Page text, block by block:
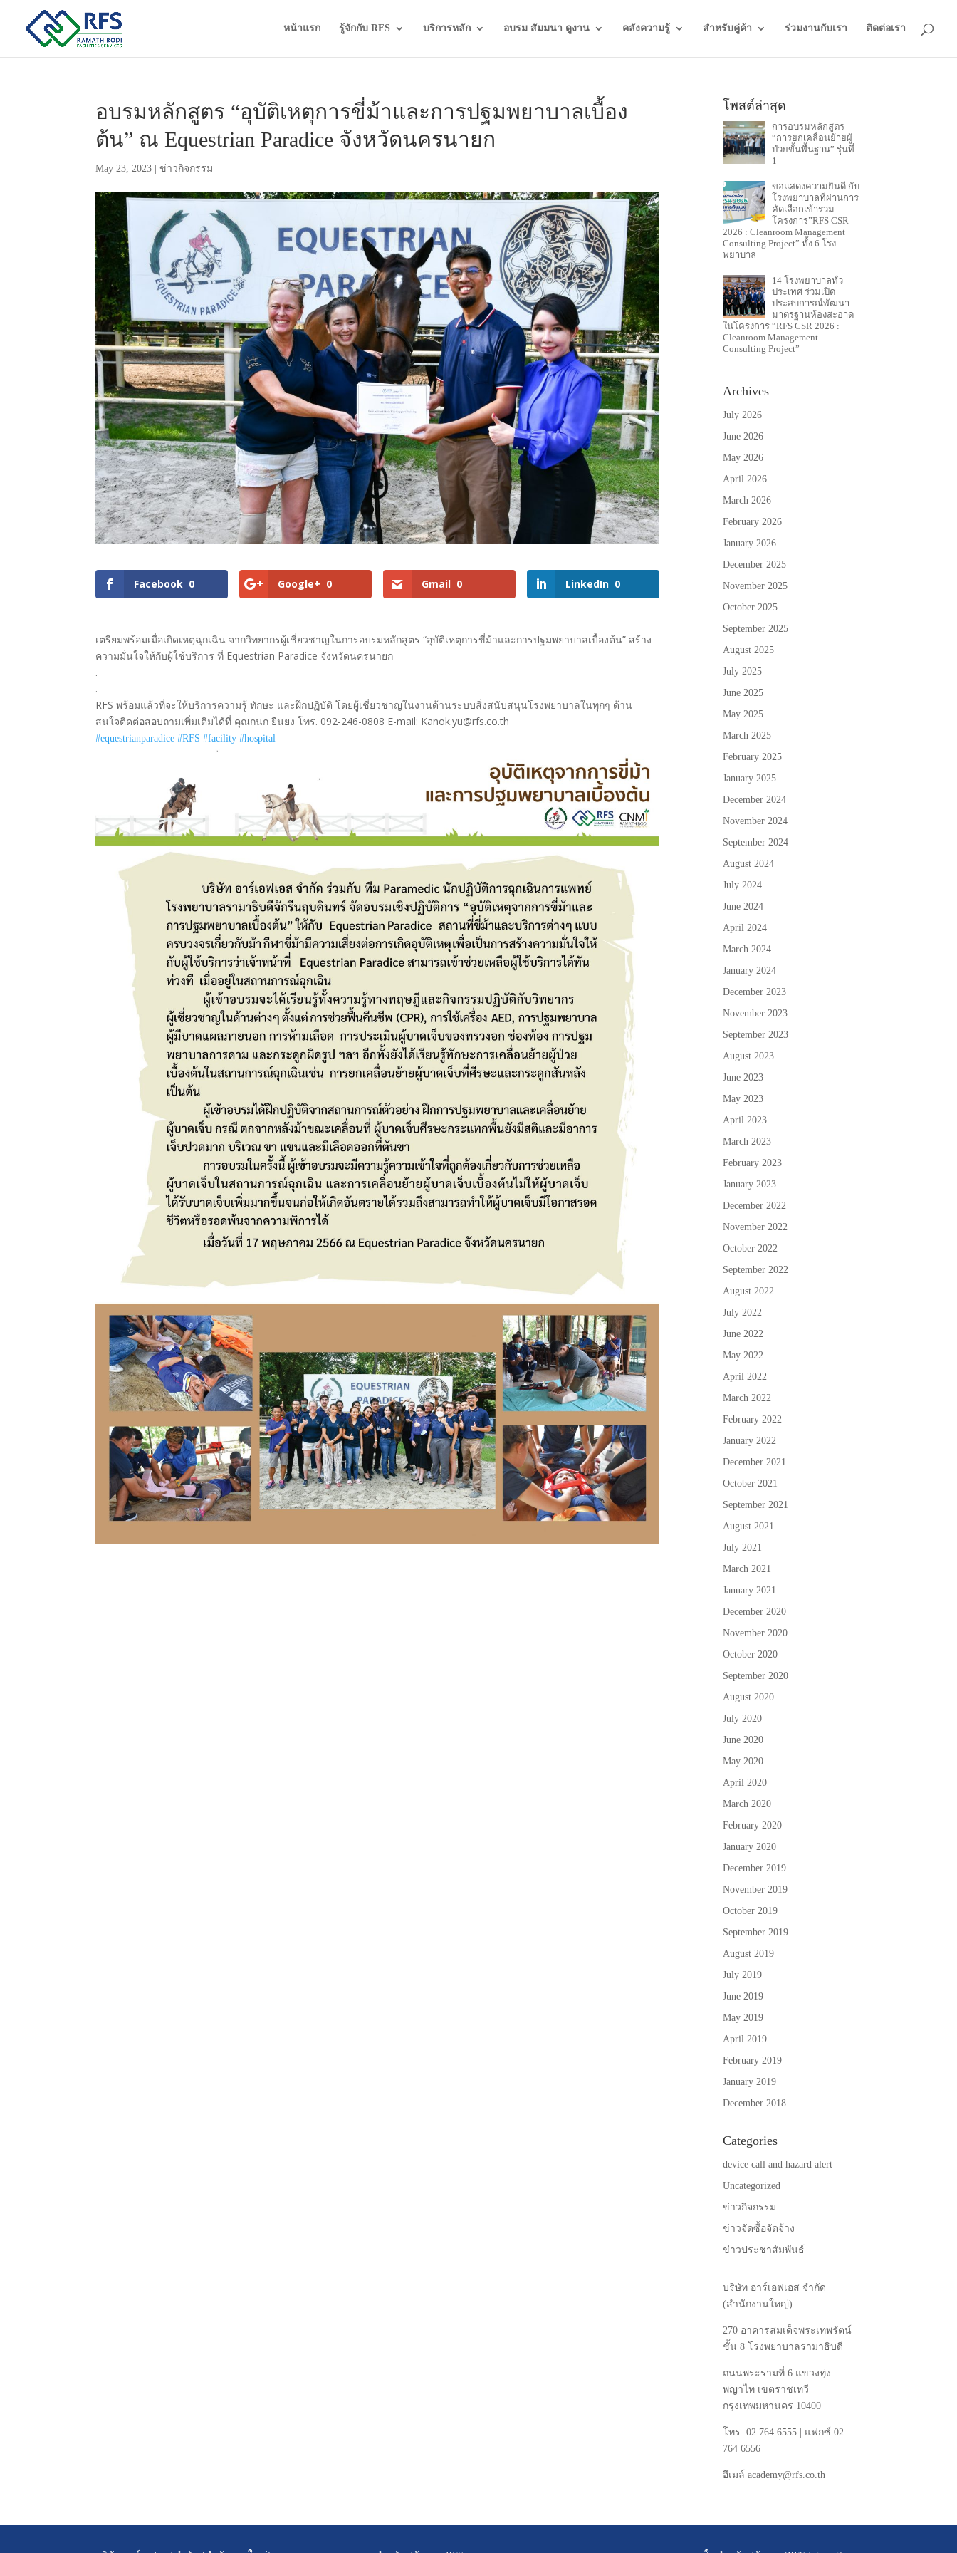
หน้าแรก รู้จักกับ RFS บริการหลัก อบรม สัมมนา ดูงาน คลังความรู้ สำหรับคู่ค้า ร่วมงานกับเรา ติดต่อเรา
อบรมหลักสูตร “อุบัติเหตุการขี่ม้าและการปฐมพยาบาลเบื้อง
ต้น” ณ Equestrian Paradice จังหวัดนครนายก
May 23, 2023 |ข่าวกิจกรรม
Facebook 0 Google+ 0 Gmail 0 LinkedIn 0
เตรียมพร้อมเมื่อเกิดเหตุฉุกเฉิน จากวิทยากรผู้เชี่ยวชาญในการอบรมหลักสูตร “อุบัติเหตุการขี่ม้าและการปฐมพยาบาลเบื้องต้น” สร้าง
ความมั่นใจให้กับผู้ใช้บริการ ที่ Equestrian Paradice จังหวัดนครนายก
.
.
RFS พร้อมแล้วที่จะให้บริการความรู้ ทักษะ และฝึกปฏิบัติ โดยผู้เชี่ยวชาญในงานด้านระบบสิ่งสนับสนุนโรงพยาบาลในทุกๆ ด้าน
สนใจติดต่อสอบถามเพิ่มเติมได้ที่ คุณกนก ยืนยง โทร. 092-246-0808 E-mail: Kanok.yu@rfs.co.th
#equestrianparadice #RFS #facility #hospital
โพสต์ล่าสุด
การอบรมหลักสูตร
“การยกเคลื่อนย้ายผู้
ป่วยขั้นพื้นฐาน” รุ่นที่
1
ขอแสดงความยินดี กับ
โรงพยาบาลที่ผ่านการ
คัดเลือกเข้าร่วม
โครงการ”RFS CSR
2026 : Cleanroom Management
Consulting Project” ทั้ง 6 โรง
พยาบาล
14 โรงพยาบาลทั่ว
ประเทศ ร่วมเปิด
ประสบการณ์พัฒนา
มาตรฐานห้องสะอาด
ในโครงการ “RFS CSR 2026 :
Cleanroom Management
Consulting Project”
Archives
July 2026
June 2026
May 2026
April 2026
March 2026
February 2026
January 2026
December 2025
November 2025
October 2025
September 2025
August 2025
July 2025
June 2025
May 2025
March 2025
February 2025
January 2025
December 2024
November 2024
September 2024
August 2024
July 2024
June 2024
April 2024
March 2024
January 2024
December 2023
November 2023
September 2023
August 2023
June 2023
May 2023
April 2023
March 2023
February 2023
January 2023
December 2022
November 2022
October 2022
September 2022
August 2022
July 2022
June 2022
May 2022
April 2022
March 2022
February 2022
January 2022
December 2021
October 2021
September 2021
August 2021
July 2021
March 2021
January 2021
December 2020
November 2020
October 2020
September 2020
August 2020
July 2020
June 2020
May 2020
April 2020
March 2020
February 2020
January 2020
December 2019
November 2019
October 2019
September 2019
August 2019
July 2019
June 2019
May 2019
April 2019
February 2019
January 2019
December 2018
Categories
device call and hazard alert
Uncategorized
ข่าวกิจกรรม
ข่าวจัดซื้อจัดจ้าง
ข่าวประชาสัมพันธ์
บริษัท อาร์เอฟเอส จำกัด
(สำนักงานใหญ่)
270 อาคารสมเด็จพระเทพรัตน์
ชั้น 8 โรงพยาบาลรามาธิบดี
ถนนพระรามที่ 6 แขวงทุ่ง
พญาไท เขตราชเทวี
กรุงเทพมหานคร 10400
โทร. 02 764 6555 | แฟกซ์ 02
764 6556
อีเมล์ academy@rfs.co.th